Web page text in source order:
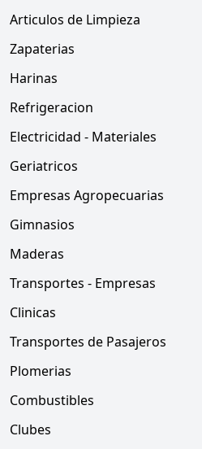
Articulos de Limpieza
Zapaterias
Harinas
Refrigeracion
Electricidad - Materiales
Geriatricos
Empresas Agropecuarias
Gimnasios
Maderas
Transportes - Empresas
Clinicas
Transportes de Pasajeros
Plomerias
Combustibles
Clubes